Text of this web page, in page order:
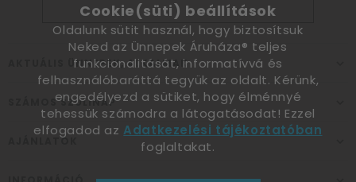
AKTUÁLIS ÜNNEPEK, ALKALMAK
SZÁMOS SZÜLINAP
AJÁNLATOK
Cookie(süti) beállítások
Oldalunk sütit használ, hogy biztosítsuk
Neked az Ünnepek Áruháza® teljes
funkcionalitását, informatívvá és
felhasználóbaráttá tegyük az oldalt. Kérünk,
engedélyezd a sütiket, hogy élménnyé
tehessük számodra a látogatásodat! Ezzel
elfogadod az Adatkezelési tájékoztatóban
foglaltakat.